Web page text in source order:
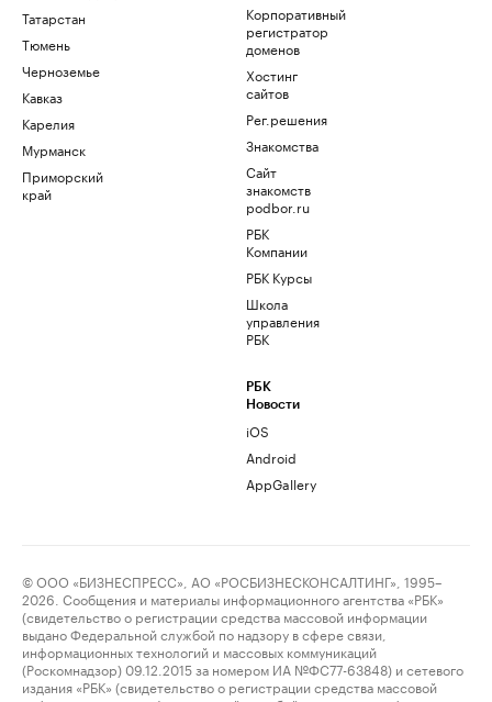
Татарстан
Тюмень
Черноземье
Кавказ
Карелия
Мурманск
Приморский
край
Корпоративный
регистратор
доменов
Хостинг
сайтов
Рег.решения
Знакомства
Сайт
знакомств
podbor.ru
РБК
Компании
РБК Курсы
Школа
управления
РБК
РБК
Новости
iOS
Android
AppGallery
© ООО «БИЗНЕСПРЕСС», АО «РОСБИЗНЕСКОНСАЛТИНГ», 1995–
2026. Сообщения и материалы информационного агентства «РБК»
(свидетельство о регистрации средства массовой информации
выдано Федеральной службой по надзору в сфере связи,
информационных технологий и массовых коммуникаций
(Роскомнадзор) 09.12.2015 за номером ИА №ФС77-63848) и сетевого
издания «РБК» (свидетельство о регистрации средства массовой